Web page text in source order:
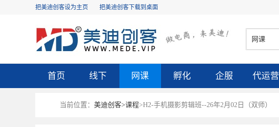
把美迪创客设为主页 把美迪创客下载到桌面
首页 线下 网课 孵化 企服 代运营
当前位置： 美迪创客>课程>H2-手机摄影剪辑班--26年2月02日（双师）